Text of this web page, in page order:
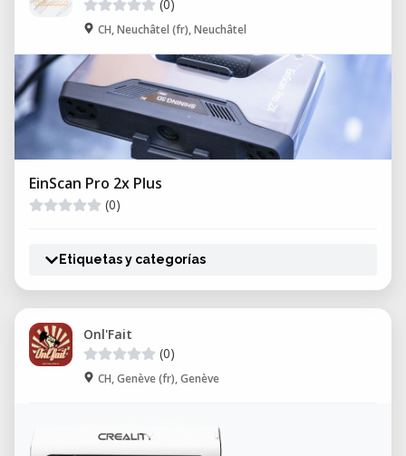
(0)
CH, Neuchâtel (fr), Neuchâtel
EinScan Pro 2x Plus
(0)
Etiquetas y categorías
Onl'Fait
(0)
CH, Genève (fr), Genève